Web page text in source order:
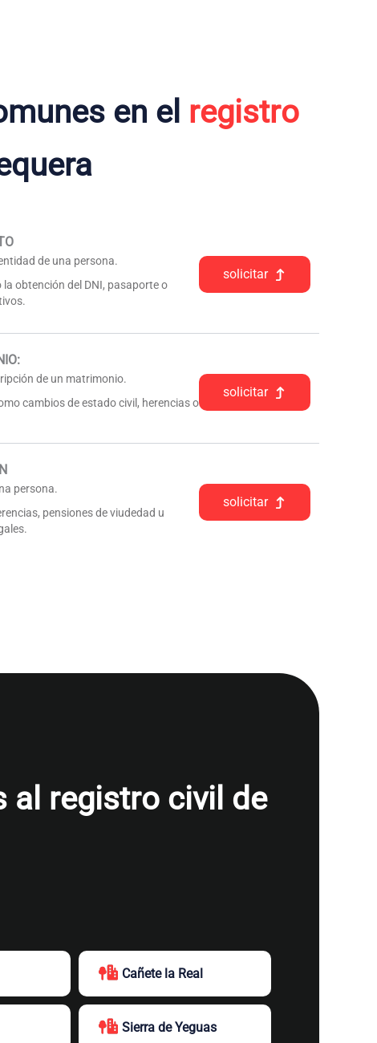
en el registro
de una persona.
obtención del DNI, pasaporte o
solicitar
de un matrimonio.
cambios de estado civil, herencias o
solicitar
persona.
pensiones de viudedad u
solicitar
al registro civil de
Cañete la Real
Sierra de Yeguas